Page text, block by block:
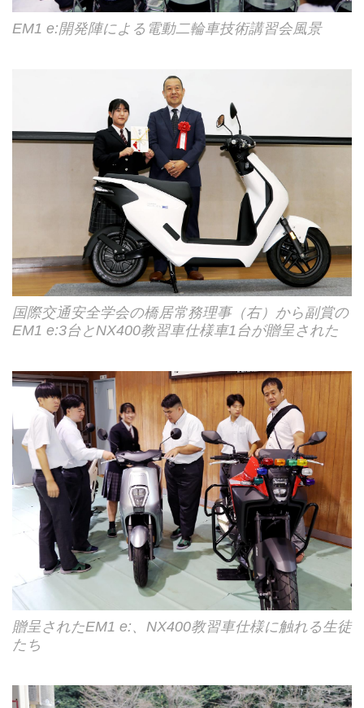
EM1 e:開発陣による電動二輪車技術講習会風景
国際交通安全学会の橋居常務理事（右）から副賞の
EM1 e:3台とNX400教習車仕様車1台が贈呈された
贈呈されたEM1 e:、NX400教習車仕様に触れる生徒
たち